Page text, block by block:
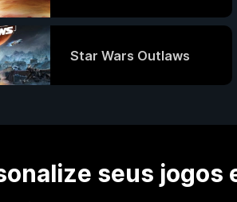
Star Wars Outlaws
seus jogos